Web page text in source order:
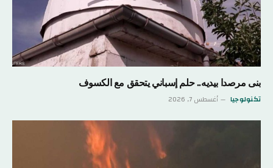
بنى مرصدا بيديه.. حلم إسباني يتحقق مع الكسوف
تكنولوجيا أغسطس 7, 2026